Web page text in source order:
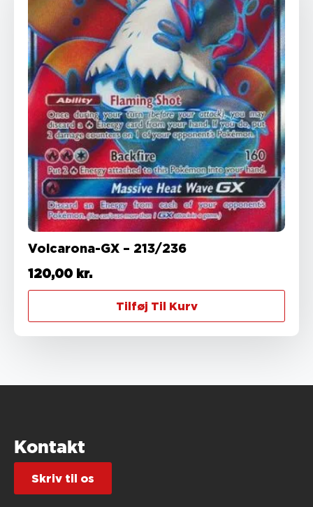
Volcarona-GX – 213/236
120,00 kr.
Tilføj Til Kurv
Kontakt
Skriv til os